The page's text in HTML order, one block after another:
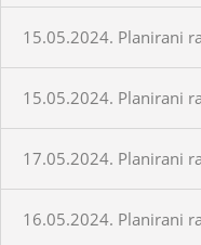
15.05.2024. Planirani
15.05.2024. Planirani
17.05.2024. Planirani
16.05.2024. Planirani